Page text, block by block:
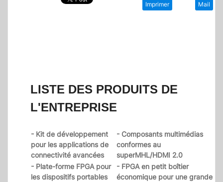
Imprimer Mail
LISTE DES PRODUITS DE
L'ENTREPRISE
- Kit de développement
pour les applications de
connectivité avancées
- Composants multimédias
conformes au
superMHL/HDMI 2.0
- Plate-forme FPGA pour
les dispositifs portables
- FPGA en petit boîtier
économique pour une grande